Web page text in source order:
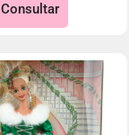
Consultar